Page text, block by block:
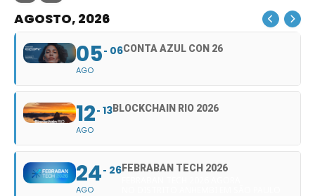
AGOSTO, 2026
05
AGO
06CONTA AZUL CON 26
12
AGO
13BLOCKCHAIN RIO 2026
24
AGO
26FEBRABAN TECH 2026